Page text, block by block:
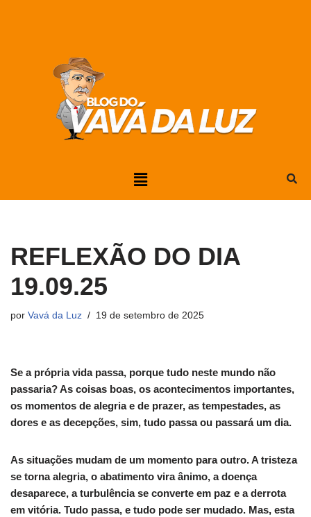
REFLEXÃO DO DIA
19.09.25
por Vavá da Luz 19 de setembro de 2025
Se a própria vida passa, porque tudo neste mundo não
passaria? As coisas boas, os acontecimentos importantes,
os momentos de alegria e de prazer, as tempestades, as
dores e as decepções, sim, tudo passa ou passará um dia.
As situações mudam de um momento para outro. A tristeza
se torna alegria, o abatimento vira ânimo, a doença
desaparece, a turbulência se converte em paz e a derrota
em vitória. Tudo passa, e tudo pode ser mudado. Mas, esta